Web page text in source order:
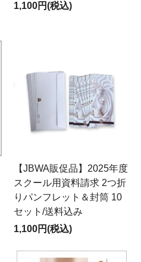
1,100円(税込)
【JBWA販促品】2025年度
スクール用資料請求 2つ折
りパンフレット＆封筒 10
セット/送料込み
1,100円(税込)